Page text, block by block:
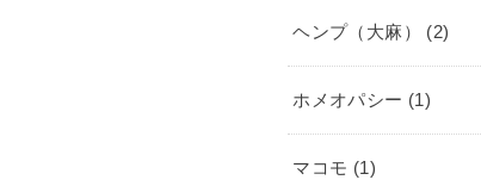
ヘンプ（大麻） (2)
ホメオパシー (1)
マコモ (1)